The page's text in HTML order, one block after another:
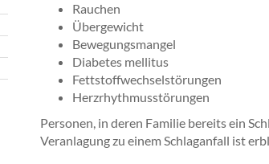
Rauchen
Übergewicht
Bewegungsmangel
Diabetes mellitus
Fettstoffwechselstörungen
Herzrhythmusstörungen
Personen, in deren Familie bereits ein
Veranlagung zu einem Schlaganfall ist